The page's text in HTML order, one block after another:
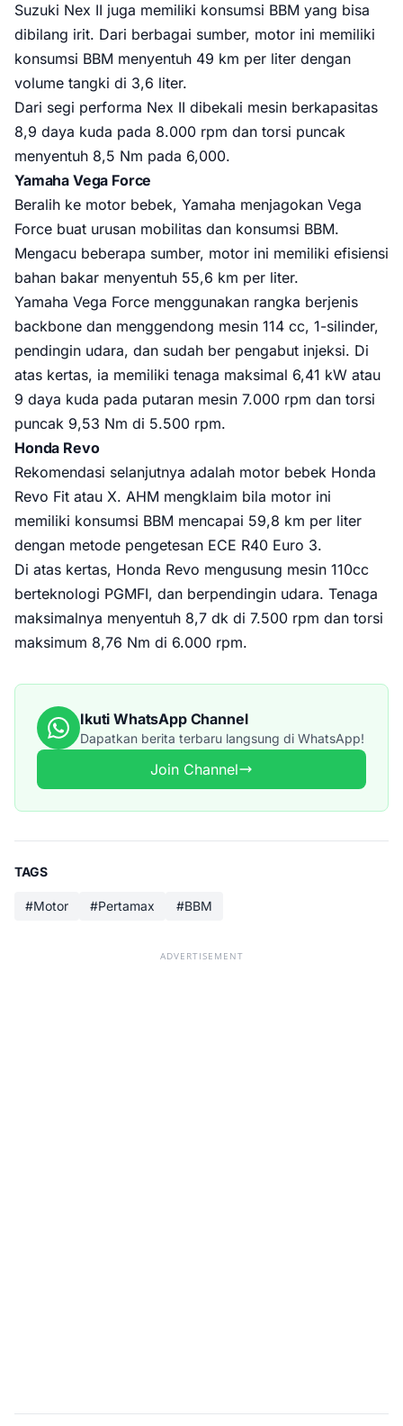
Suzuki Nex II juga memiliki konsumsi BBM yang bisa
dibilang irit. Dari berbagai sumber, motor ini memiliki
konsumsi BBM menyentuh 49 km per liter dengan
volume tangki di 3,6 liter.
Dari segi performa Nex II dibekali mesin berkapasitas
8,9 daya kuda pada 8.000 rpm dan torsi puncak
menyentuh 8,5 Nm pada 6,000.
Yamaha Vega Force
Beralih ke motor bebek, Yamaha menjagokan Vega
Force buat urusan mobilitas dan konsumsi BBM.
Mengacu beberapa sumber, motor ini memiliki efisiensi
bahan bakar menyentuh 55,6 km per liter.
Yamaha Vega Force menggunakan rangka berjenis
backbone dan menggendong mesin 114 cc, 1-silinder,
pendingin udara, dan sudah ber pengabut injeksi. Di
atas kertas, ia memiliki tenaga maksimal 6,41 kW atau
9 daya kuda pada putaran mesin 7.000 rpm dan torsi
puncak 9,53 Nm di 5.500 rpm.
Honda Revo
Rekomendasi selanjutnya adalah motor bebek Honda
Revo Fit atau X. AHM mengklaim bila motor ini
memiliki konsumsi BBM mencapai 59,8 km per liter
dengan metode pengetesan ECE R40 Euro 3.
Di atas kertas, Honda Revo mengusung mesin 110cc
berteknologi PGMFI, dan berpendingin udara. Tenaga
maksimalnya menyentuh 8,7 dk di 7.500 rpm dan torsi
maksimum 8,76 Nm di 6.000 rpm.
Ikuti WhatsApp Channel
Dapatkan berita terbaru langsung di WhatsApp!
Join Channel
TAGS
#Motor #Pertamax #BBM
ADVERTISEMENT